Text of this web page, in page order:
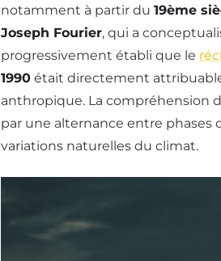
notamment à partir du 19ème
Joseph Fourier, qui a
progressivement établi que le
1990 était directement
anthropique. La compréhension
par une alternance entre
variations naturelles du climat.